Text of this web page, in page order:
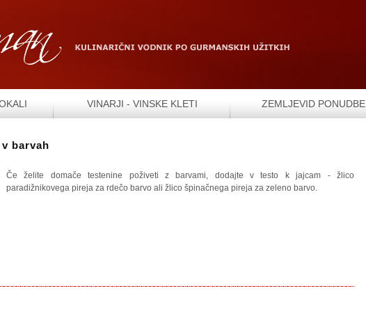
VINARJI - VINSKE KLETI ZEMLJEVID PONUDBE
barvah
Če želite domače testenine poživeti z barvami, dodajte v testo k jajcam - žlico
paradižnikovega pireja za rdečo barvo ali žlico špinačnega pireja za zeleno barvo.